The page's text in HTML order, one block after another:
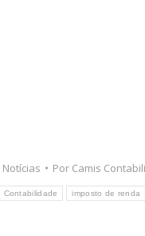
Notícias Por Camis
Contabilidade imposto de renda